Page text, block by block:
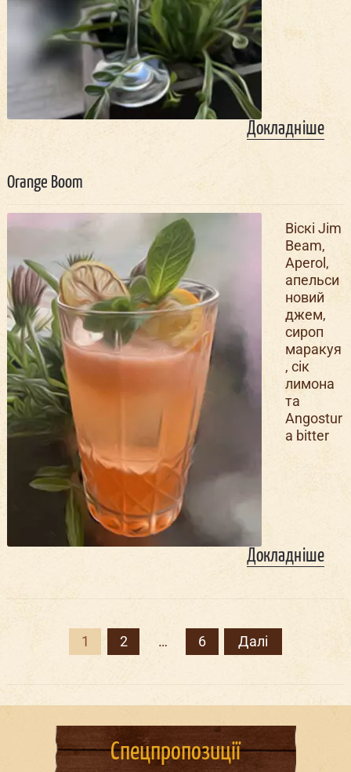
Докладніше
Orange Boom
Віскі Jim
Beam,
Aperol,
апельси
новий
джем,
сироп
маракуя
, сік
лимона
та
Angostur
a bitter
Докладніше
1 2 … 6 Далі
Спецпропозиції